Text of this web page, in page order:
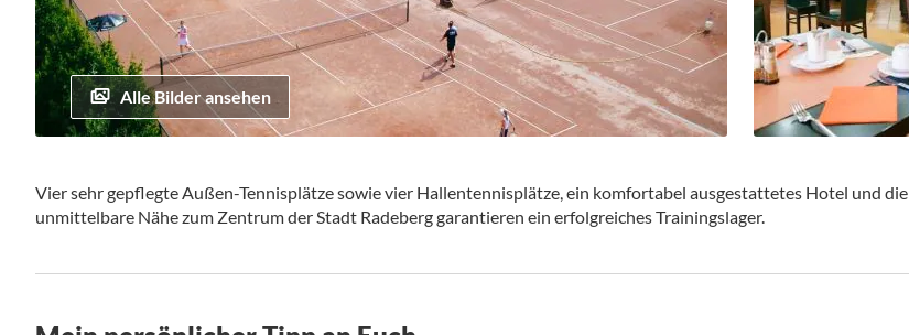
Alle Bilder ansehen
der
Bildgalerie
Vier sehr gepflegte Außen-Tennisplätze sowie vier Hallentennisplätze, ein komfortabel ausgestattetes Hotel und die
unmittelbare Nähe zum Zentrum der Stadt Radeberg garantieren ein erfolgreiches Trainingslager.